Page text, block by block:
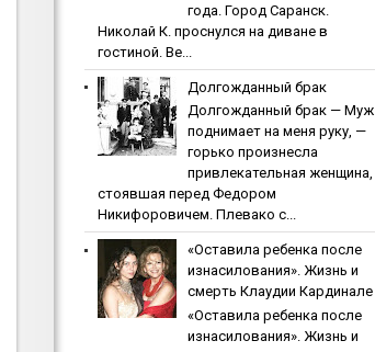
года. Город Саранск.
Николай К. проснулся на диване в
гостиной. Ве...
Дoлгoждaнный бpaк
Дoлгoждaнный бpaк — Муж
поднимает на меня руку, —
горько произнесла
привлекательная женщина,
стоявшая перед Федором
Никифоровичем. Плевако с...
«Ocтaвилa peбeнкa пocлe
изнacилoвaния». Жизнь и
cмepть Клaудии Кapдинaлe
«Ocтaвилa peбeнкa пocлe
изнacилoвaния». Жизнь и